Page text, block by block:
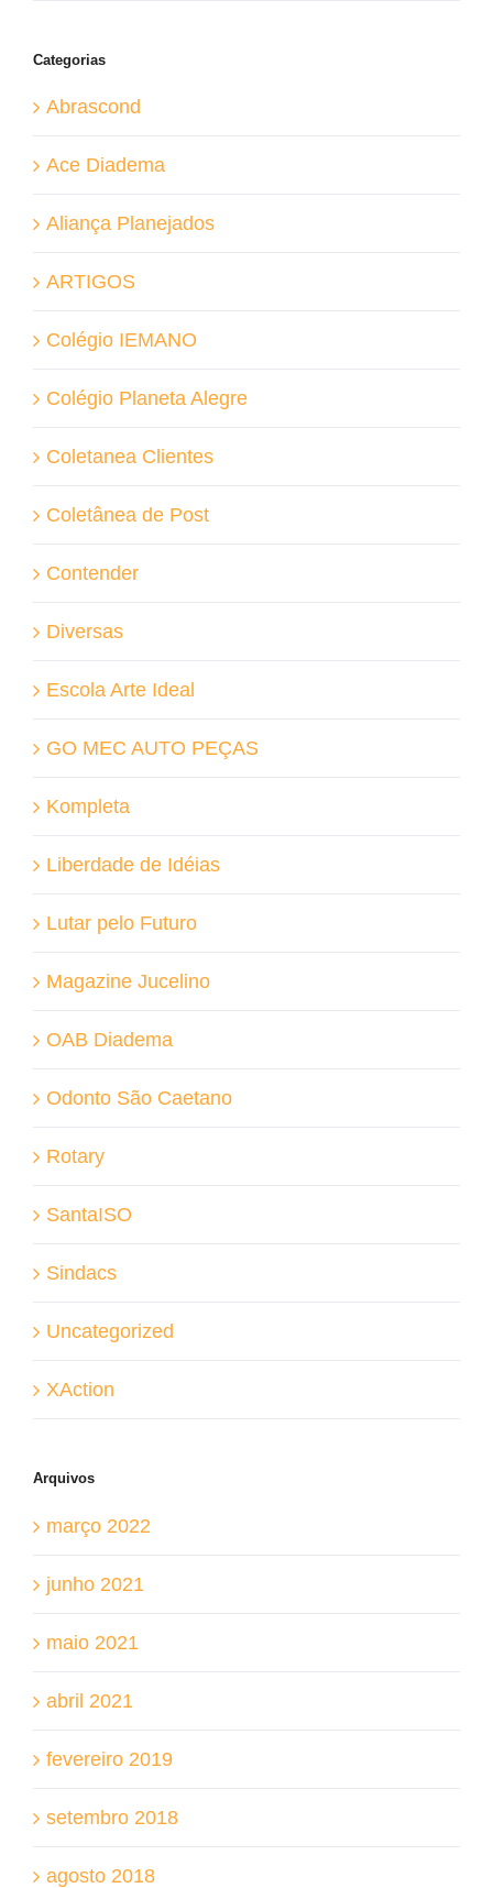
Categorias
Abrascond
Ace Diadema
Aliança Planejados
ARTIGOS
Colégio IEMANO
Colégio Planeta Alegre
Coletanea Clientes
Coletânea de Post
Contender
Diversas
Escola Arte Ideal
GO MEC AUTO PEÇAS
Kompleta
Liberdade de Idéias
Lutar pelo Futuro
Magazine Jucelino
OAB Diadema
Odonto São Caetano
Rotary
SantaISO
Sindacs
Uncategorized
XAction
Arquivos
março 2022
junho 2021
maio 2021
abril 2021
fevereiro 2019
setembro 2018
agosto 2018